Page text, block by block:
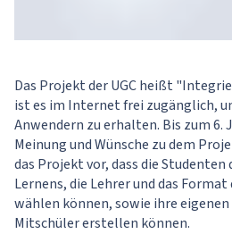
Das Projekt der UGC heißt
ist es im Internet frei zugänglich,
Anwendern zu erhalten. Bis zum 6.
Meinung und Wünsche zu dem
das Projekt vor, dass die Studenten
Lernens, die Lehrer und das
wählen können, sowie ihre
Mitschüler erstellen können.